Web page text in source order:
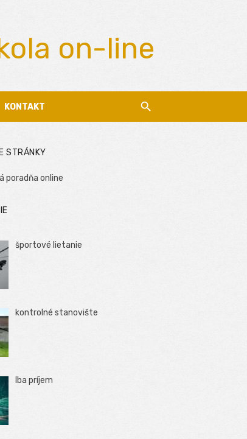
on-line
KONTAKT
STRÁNKY
poradňa online
športové lietanie
kontrolné stanovište
Iba príjem